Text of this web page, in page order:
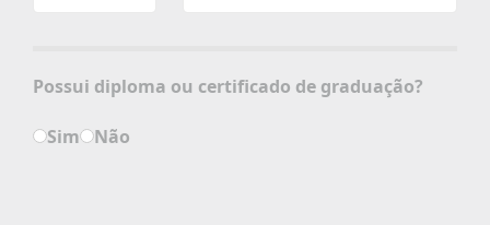
Possui diploma ou certificado de graduação?
Sim Não